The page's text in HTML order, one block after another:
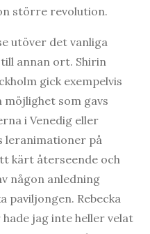
större revolution.
utöver det vanliga
annan ort. Shirin
gick exempelvis
möjlighet som gavs
i Venedig eller
leranimationer på
kärt återseende och
någon anledning
paviljongen. Rebecka
jag inte heller velat